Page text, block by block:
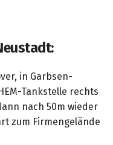
in Garbsen-
Tankstelle rechts
nach 50m wieder
zum Firmengelände